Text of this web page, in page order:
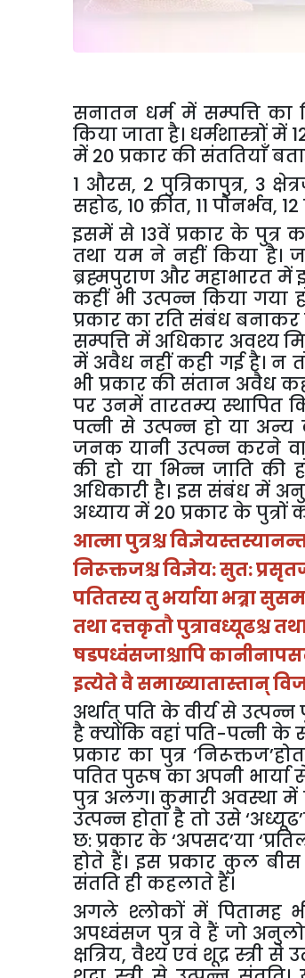
सनातन धर्म में सम्पत्ति का
कियाजाताहै। धर्मशास्त्रोंमें
में 20 प्रकारकीसंततियाँ
1 औरस, 2 पुत्रिकापुत्र, 3
सहोढ, 10 क्रीत, 11 पौनर्भव, 12
इसमें से 13वें प्रकार के पुत्र
तथा यम ने नहीं किया है।
ब्रह्मपुराण औरमहाभारत में
कहीं भी उत्पन्न किया गया
प्रकारकारतिसंबंध बनाकर
सम्पत्ति में अधिकार अवश्य
में अवैध नहीं कही गई है। न
भी प्रकार की संतान अवैध
पर उनमें तारतम्य स्थापित
पत्नी से उत्पन्न हो या अन्य
जनक यानी उत्पन्न करने
की हो या भिन्न जाति की
अधिकारी है। इस संबंध में
अध्यायमें 20 प्रकारकेपुत्रों
आत्मापुत्रश्च
निरूक्तजश्चविज्ञेय:सुत:
पतितस्यतुभर्यायाभत्र्रा
तथादत्तकृतौपुत्रावध्यूढश्च
षडपध्वंसजाश्चापि
इत्येतेवैसमाख्यातास्तान्
अर्थात्पति केवीर्यसे उत्पन्न
हैक्योंकि वहांपति-पत्नी के
प्रकार का पुत्र ‘निरूक्तज’
पतितपुरूष का अपनी भार्या
पुत्र अलग। कुमारी अवस्था में
उत्पन्न होता है तो उसे‘अध्यूढ’
छ:प्रकारके‘अपसद’या‘
होते हैं। इस प्रकार कुल बीस
संततिहीकहलातेहैं।
अगले श्लोकों में पितामह
अपध्वंसज पुत्र वे हैं जो
क्षत्रिय,वैश्य एवं शूद्र स्त्री से